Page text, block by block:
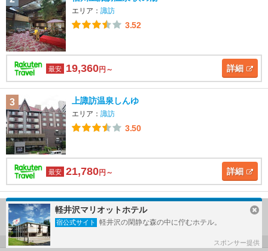
エリア： 諏訪
3.52
最安 19,360円～ 詳細
3 上諏訪温泉しんゆ
エリア： 諏訪
3.50
最安 21,780円～ 詳細
諏訪のホテルランキングをもっと見る
軽井沢マリオットホテル
宿公式サイト 軽井沢の閑静な森の中に佇むホテル。
スポンサー提供